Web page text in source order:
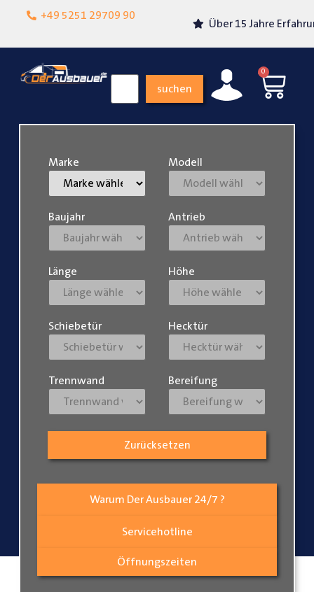
+49 5251 29709 90
Lokalgeschäft in
Über 15 Jahre Erfahrung
suchen
0
Warum Der Ausbauer 24/7 ?
Servicehotline
Öffnungszeiten
Marke Modell
Baujahr Antrieb
Länge Höhe
Schiebetür Hecktür
Trennwand Bereifung
Zurücksetzen